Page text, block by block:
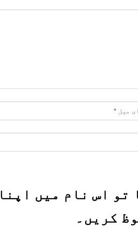
تو اس نام میں اپنا
کریں۔